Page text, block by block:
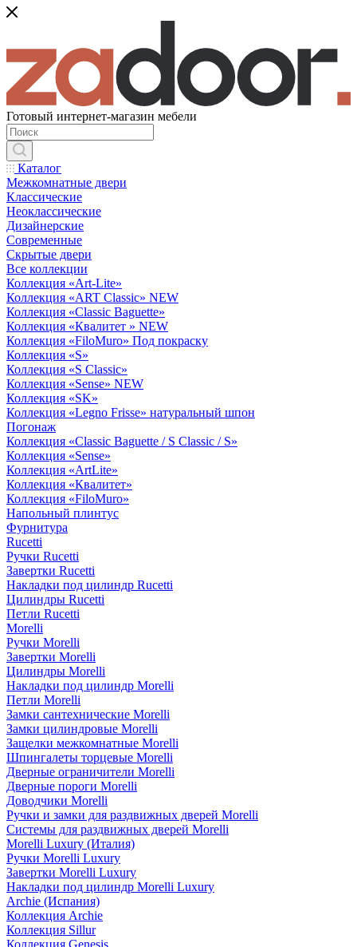
Готовый интернет-магазин мебели
Каталог
Межкомнатные двери
Классические
Неоклассические
Дизайнерские
Современные
Скрытые двери
Все коллекции
Коллекция «Art-Lite»
Коллекция «ART Classic» NEW
Коллекция «Classic Baguette»
Коллекция «Квалитет » NEW
Коллекция «FiloMuro» Под покраску
Коллекция «S»
Коллекция «S Classic»
Коллекция «Sense» NEW
Коллекция «SK»
Коллекция «Legno Frisse» натуральный шпон
Погонаж
Коллекция «Classic Baguette / S Classic / S»
Коллекция «Sense»
Коллекция «ArtLite»
Коллекция «Квалитет»
Коллекция «FiloMuro»
Напольный плинтус
Фурнитура
Rucetti
Ручки Rucetti
Завертки Rucetti
Накладки под цилиндр Rucetti
Цилиндры Rucetti
Петли Rucetti
Morelli
Ручки Morelli
Завертки Morelli
Цилиндры Morelli
Накладки под цилиндр Morelli
Петли Morelli
Замки сантехнические Morelli
Замки цилиндровые Morelli
Защелки межкомнатные Morelli
Шпингалеты торцевые Morelli
Дверные ограничители Morelli
Дверные пороги Morelli
Доводчики Morelli
Ручки и замки для раздвижных дверей Morelli
Системы для раздвижных дверей Morelli
Morelli Luxury (Италия)
Ручки Morelli Luxury
Завертки Morelli Luxury
Накладки под цилиндр Morelli Luxury
Archie (Испания)
Коллекция Archie
Коллекция Sillur
Коллекция Genesis